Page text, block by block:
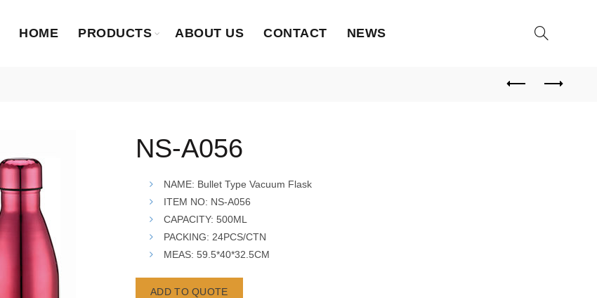
HOME PRODUCTS ABOUT US CONTACT NEWS
NS-A056
NAME: Bullet Type Vacuum Flask
ITEM NO: NS-A056
CAPACITY: 500ML
PACKING: 24PCS/CTN
MEAS: 59.5*40*32.5CM
ADD TO QUOTE